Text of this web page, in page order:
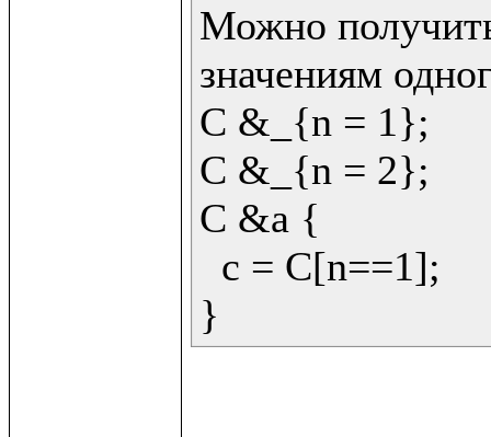
Можно
значениям
C &_{n = 1};
C &_{n = 2};
C &a {